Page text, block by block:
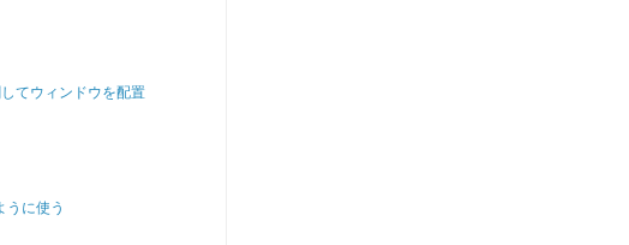
てウィンドウを配置
うに使う